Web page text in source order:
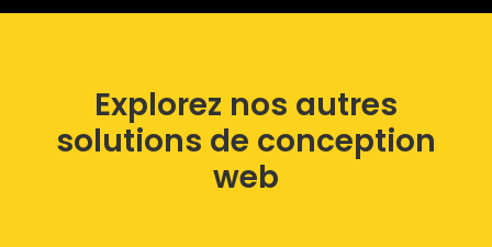
Explorez nos autres
solutions de conception
web